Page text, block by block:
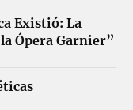
Existió: La
Ópera Garnier”